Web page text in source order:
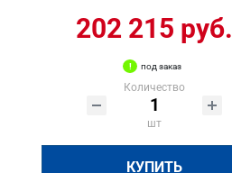
202 215 руб.
под заказ
Количество
шт
КУПИТЬ